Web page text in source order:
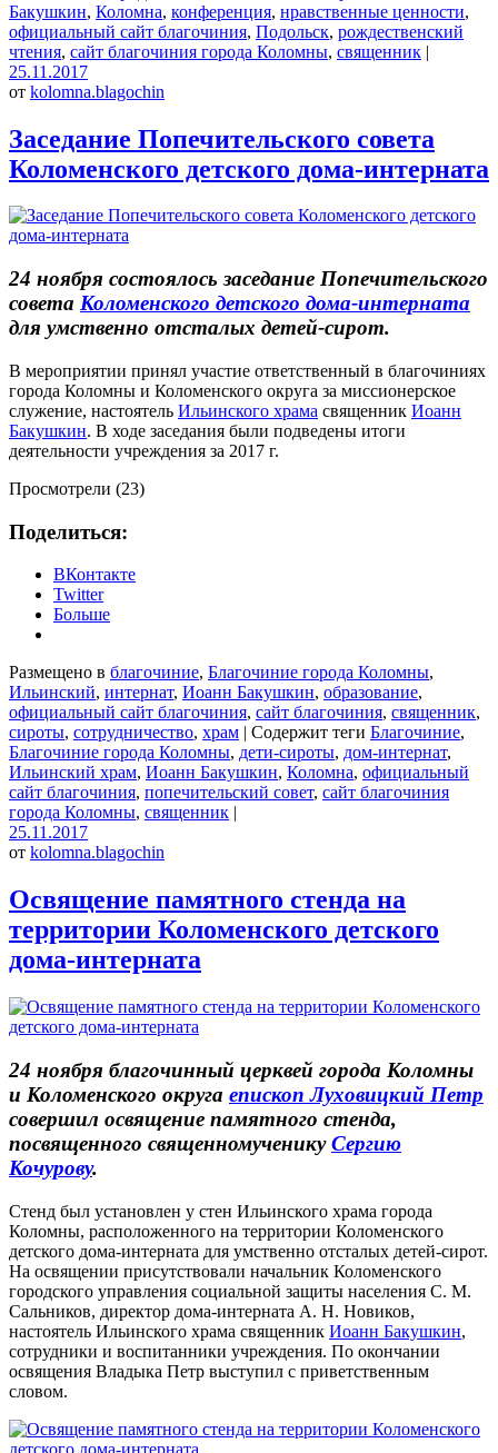
Бакушкин, Коломна, конференция, нравственные ценности,
официальный сайт благочиния, Подольск, рождественский
чтения, сайт благочиния города Коломны, священник |
25.11.2017
от kolomna.blagochin
Заседание Попечительского совета
Коломенского детского дома-интерната
24 ноября состоялось заседание Попечительского
совета Коломенского детского дома-интерната
для умственно отсталых детей-сирот.
В мероприятии принял участие ответственный в благочиниях
города Коломны и Коломенского округа за миссионерское
служение, настоятель Ильинского храма священник Иоанн
Бакушкин. В ходе заседания были подведены итоги
деятельности учреждения за 2017 г.
Просмотрели (23)
Поделиться:
ВКонтакте
Twitter
Больше
Размещено в благочиние, Благочиние города Коломны,
Ильинский, интернат, Иоанн Бакушкин, образование,
официальный сайт благочиния, сайт благочиния, священник,
сироты, сотрудничество, храм | Содержит теги Благочиние,
Благочиние города Коломны, дети-сироты, дом-интернат,
Ильинский храм, Иоанн Бакушкин, Коломна, официальный
сайт благочиния, попечительский совет, сайт благочиния
города Коломны, священник |
25.11.2017
от kolomna.blagochin
Освящение памятного стенда на
территории Коломенского детского
дома-интерната
24 ноября благочинный церквей города Коломны
и Коломенского округа епископ Луховицкий Петр
совершил освящение памятного стенда,
посвященного священномученикуСергию
Кочурову.
Стенд был установлен у стен Ильинского храма города
Коломны, расположенного на территории Коломенского
детского дома-интерната для умственно отсталых детей-сирот.
На освящении присутствовали начальник Коломенского
городского управления социальной защиты населения С. М.
Сальников, директор дома-интерната А. Н. Новиков,
настоятель Ильинского храма священник Иоанн Бакушкин,
сотрудники и воспитанники учреждения. По окончании
освящения Владыка Петр выступил с приветственным
словом.